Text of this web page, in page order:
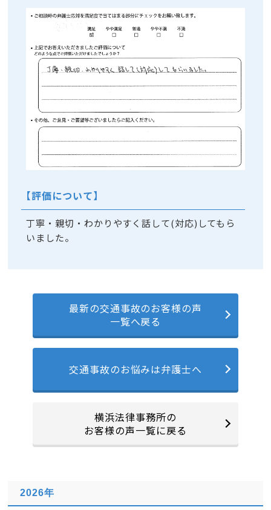
【評価について】
丁寧・親切・わかりやすく話して(対応)してもら
いました。
最新の交通事故のお客様の声
一覧へ戻る
交通事故のお悩みは弁護士へ
横浜法律事務所の
お客様の声一覧に戻る
2026年